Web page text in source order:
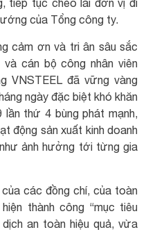
tiếp tục chèo lái đơn vị đi
của Tổng công ty.
cảm ơn và tri ân sâu sắc
cán bộ công nhân viên
VNSTEEL đã vững vàng
ngày đặc biệt khó khăn
thứ 4 bùng phát mạnh,
động sản xuất kinh doanh
ảnh hưởng tới từng gia
các đồng chí, của toàn
thành công “mục tiêu
an toàn hiệu quả, vừa